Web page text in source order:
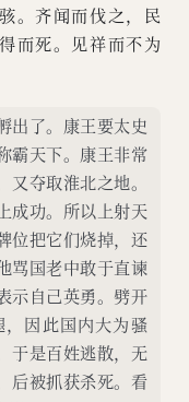
。齐闻而伐之，民
而死。见祥而不为
出了。康王要太史
霸天下。康王非常
夺取淮北之地。
成功。所以上射天
位把它们烧掉，还
骂国老中敢于直谏
示自己英勇。劈开
因此国内大为骚
于是百姓逃散，无
后被抓获杀死。看